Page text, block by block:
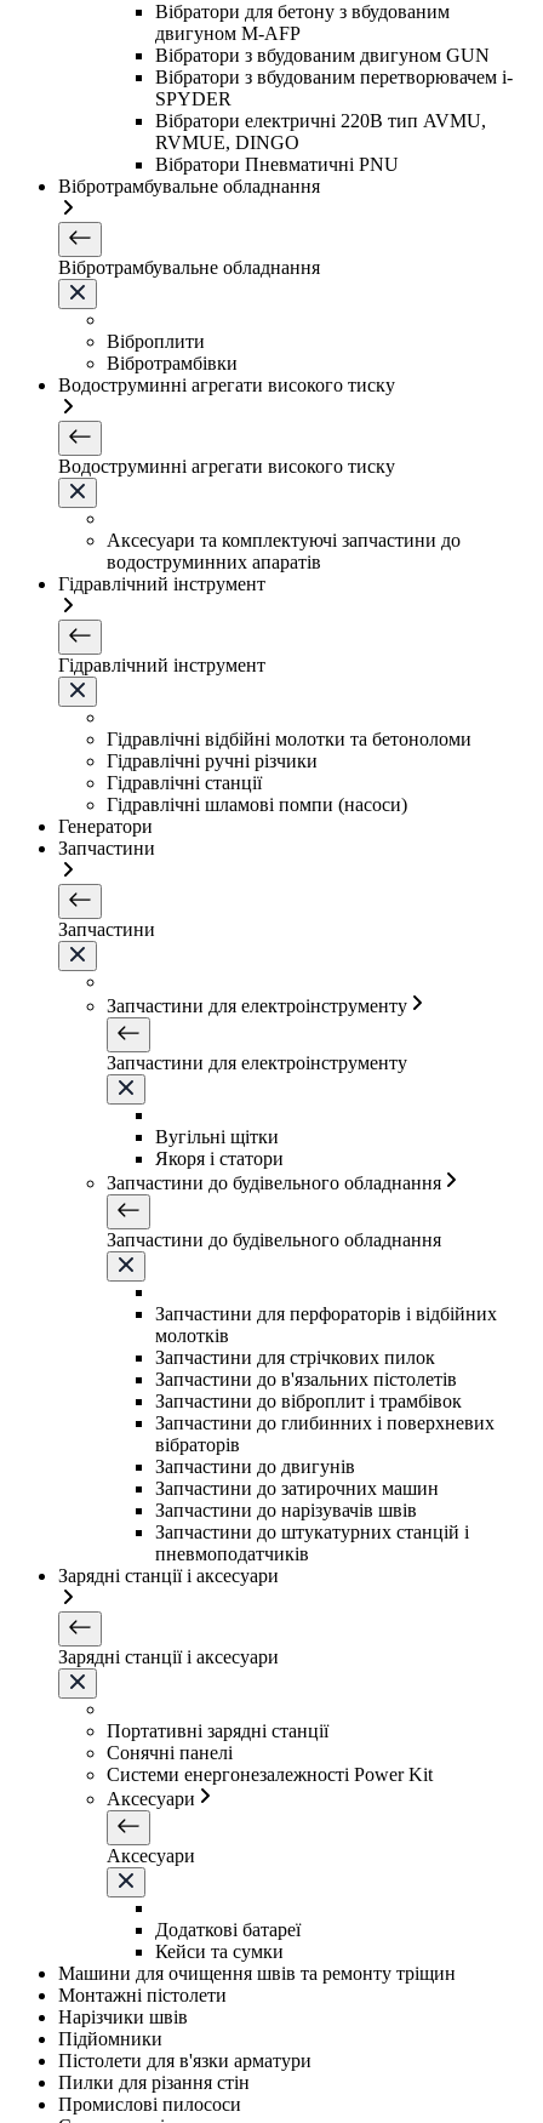
Вібратори для бетону з вбудованим
двигуном M-AFP
Вібратори з вбудованим двигуном GUN
Вібратори з вбудованим перетворювачем i-
SPYDER
Вібратори електричні 220B тип AVMU,
RVMUE, DINGO
Вібратори Пневматичні PNU
Вібротрамбувальне обладнання
Вібротрамбувальне обладнання
Віброплити
Вібротрамбівки
Водоструминні агрегати високого тиску
Водоструминні агрегати високого тиску
Аксесуари та комплектуючі запчастини до
водоструминних апаратів
Гідравлічний інструмент
Гідравлічний інструмент
Гідравлічні відбійні молотки та бетоноломи
Гідравлічні ручні різчики
Гідравлічні станції
Гідравлічні шламові помпи (насоси)
Генератори
Запчастини
Запчастини
Запчастини для електроінструменту
Запчастини для електроінструменту
Вугільні щітки
Якоря і статори
Запчастини до будівельного обладнання
Запчастини до будівельного обладнання
Запчастини для перфораторів і відбійних
молотків
Запчастини для стрічкових пилок
Запчастини до в'язальних пістолетів
Запчастини до віброплит і трамбівок
Запчастини до глибинних і поверхневих
вібраторів
Запчастини до двигунів
Запчастини до затирочних машин
Запчастини до нарізувачів швів
Запчастини до штукатурних станцій і
пневмоподатчиків
Зарядні станції і аксесуари
Зарядні станції і аксесуари
Портативні зарядні станції
Сонячні панелі
Системи енергонезалежності Power Kit
Аксесуари
Аксесуари
Додаткові батареї
Кейси та сумки
Машини для очищення швів та ремонту тріщин
Монтажні пістолети
Нарізчики швів
Підйомники
Пістолети для в'язки арматури
Пилки для різання стін
Промислові пилососи